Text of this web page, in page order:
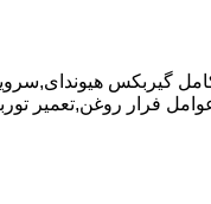
کامل گیربکس
روغن,تعمیر